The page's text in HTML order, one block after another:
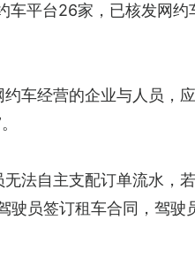
平台26家，已核发网
车经营的企业与人员，
法自主支配订单流水，
驶员签订租车合同，驾